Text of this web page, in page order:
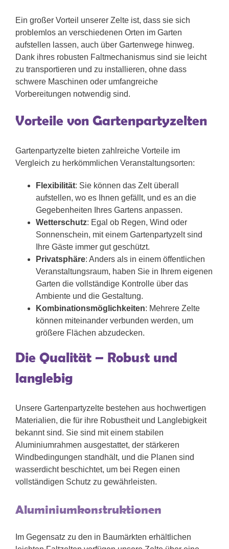
Ein großer Vorteil unserer Zelte ist, dass sie sich
problemlos an verschiedenen Orten im Garten
aufstellen lassen, auch über Gartenwege hinweg.
Dank ihres robusten Faltmechanismus sind sie leicht
zu transportieren und zu installieren, ohne dass
schwere Maschinen oder umfangreiche
Vorbereitungen notwendig sind.
Vorteile von Gartenpartyzelten
Gartenpartyzelte bieten zahlreiche Vorteile im
Vergleich zu herkömmlichen Veranstaltungsorten:
Flexibilität: Sie können das Zelt überall
aufstellen, wo es Ihnen gefällt, und es an die
Gegebenheiten Ihres Gartens anpassen.
Wetterschutz: Egal ob Regen, Wind oder
Sonnenschein, mit einem Gartenpartyzelt sind
Ihre Gäste immer gut geschützt.
Privatsphäre: Anders als in einem öffentlichen
Veranstaltungsraum, haben Sie in Ihrem eigenen
Garten die vollständige Kontrolle über das
Ambiente und die Gestaltung.
Kombinationsmöglichkeiten: Mehrere Zelte
können miteinander verbunden werden, um
größere Flächen abzudecken.
Die Qualität – Robust und
langlebig
Unsere Gartenpartyzelte bestehen aus hochwertigen
Materialien, die für ihre Robustheit und Langlebigkeit
bekannt sind. Sie sind mit einem stabilen
Aluminiumrahmen ausgestattet, der stärkeren
Windbedingungen standhält, und die Planen sind
wasserdicht beschichtet, um bei Regen einen
vollständigen Schutz zu gewährleisten.
Aluminiumkonstruktionen
Im Gegensatz zu den in Baumärkten erhältlichen